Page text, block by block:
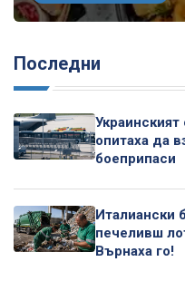
Последни
опитаха да
боеприпаси
Италиански
печеливш
Върнаха го!